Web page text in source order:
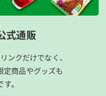
式通販
ンクだけでなく、
定商品やグッズも
。